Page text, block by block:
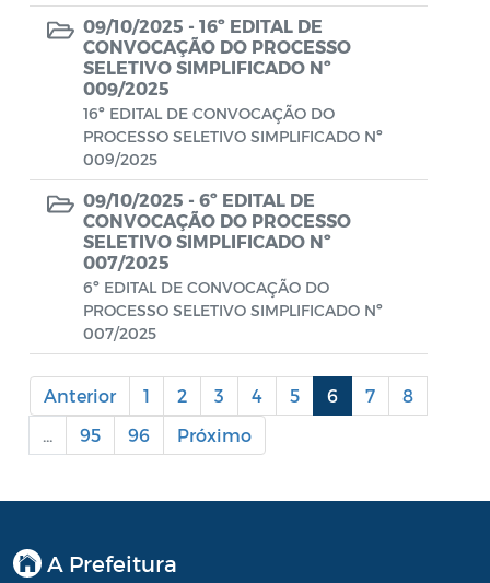
Portaria Gabinete
Portaria IBASMA
Portaria SEADM
Portaria SECUT
Portaria SEDUC
Portaria SEFAZ
Portaria SESAU
PORTARIA SETUR
Portarias Sobre o Coronavírus COVID-19
Processo Seletivo
Processo Seletivo Secretaria de Educação
09/10/2025 - 16º EDITAL DE
CONVOCAÇÃO DO PROCESSO
SELETIVO SIMPLIFICADO Nº
009/2025
16º EDITAL DE CONVOCAÇÃO DO
PROCESSO SELETIVO SIMPLIFICADO Nº
009/2025
09/10/2025 - 6º EDITAL DE
CONVOCAÇÃO DO PROCESSO
SELETIVO SIMPLIFICADO Nº
007/2025
6º EDITAL DE CONVOCAÇÃO DO
PROCESSO SELETIVO SIMPLIFICADO Nº
007/2025
Anterior 1 2 3 4 5 6 7
8
95 96 Próximo
A Prefeitura